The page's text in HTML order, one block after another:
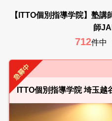
【ITTO個別指導学院】塾
師
712件中
ITTO個別指導学院 埼玉越